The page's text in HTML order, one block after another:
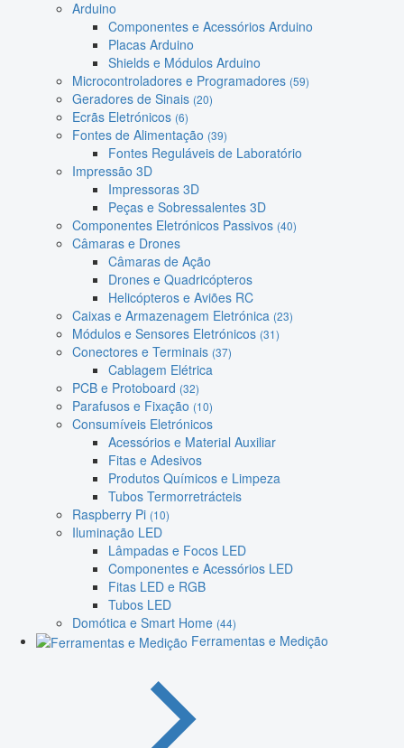
Arduino
Componentes e Acessórios Arduino
Placas Arduino
Shields e Módulos Arduino
Microcontroladores e Programadores (59)
Geradores de Sinais (20)
Ecrãs Eletrónicos (6)
Fontes de Alimentação (39)
Fontes Reguláveis de Laboratório
Impressão 3D
Impressoras 3D
Peças e Sobressalentes 3D
Componentes Eletrónicos Passivos (40)
Câmaras e Drones
Câmaras de Ação
Drones e Quadricópteros
Helicópteros e Aviões RC
Caixas e Armazenagem Eletrónica (23)
Módulos e Sensores Eletrónicos (31)
Conectores e Terminais (37)
Cablagem Elétrica
PCB e Protoboard (32)
Parafusos e Fixação (10)
Consumíveis Eletrónicos
Acessórios e Material Auxiliar
Fitas e Adesivos
Produtos Químicos e Limpeza
Tubos Termorretrácteis
Raspberry Pi (10)
Iluminação LED
Lâmpadas e Focos LED
Componentes e Acessórios LED
Fitas LED e RGB
Tubos LED
Domótica e Smart Home (44)
Ferramentas e Medição